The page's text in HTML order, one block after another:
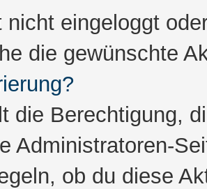
nicht eingeloggt
die gewünschte
die Berechtigung,
Administratoren-
ob du diese